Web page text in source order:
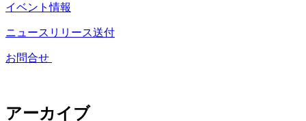
イベント情報
ニュースリリース送付
お問合せ
アーカイブ